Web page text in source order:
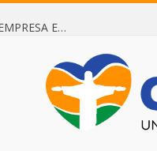
Dispensa de Licitação 085/2026 (CONTRATAÇÃO DE EMPRESA ESPECIALIZADA NA FABRICAÇÃO DE MÓVEIS SOB MEDIDA COM ESTRUTURA METÁLICA EM METALON PARA ATENDIMENTO DAS NECESSIDADES DA SALA SIMOV DA EMEF MADRE MARIA VIGANÓ)